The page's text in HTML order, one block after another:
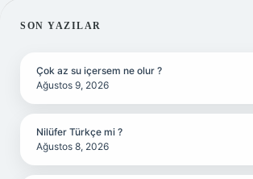
SIDEBAR
SON YAZILAR
Çok az su içersem ne olur ?
Ağustos 9, 2026
Nilüfer Türkçe mi ?
Ağustos 8, 2026